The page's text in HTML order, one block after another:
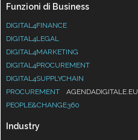
Funzioni di Business
DIGITAL4FINANCE
DIGITAL4LEGAL
DIGITAL4MARKETING
DIGITAL4PROCUREMENT
DIGITAL4SUPPLYCHAIN
PROCUREMENT
AGENDADIGITALE.EU
PEOPLE&CHANGE360
Industry